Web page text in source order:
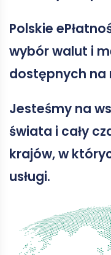
Polskie
wybór walut i
dostępnych na
Jesteśmy na
świata i cały
krajów, w
usługi.